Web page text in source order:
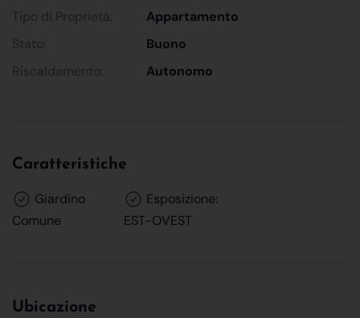
Tipo di Proprietà:
Appartamento
Stato:
Buono
Riscaldamento:
Autonomo
Caratteristiche
Giardino
Comune
Esposizione:
EST-OVEST
Ubicazione